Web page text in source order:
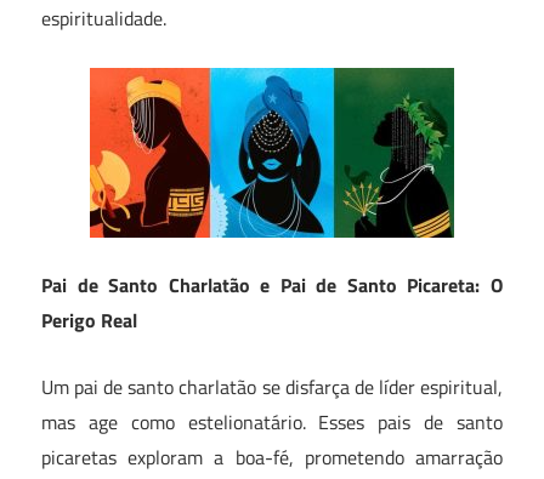
espiritualidade.
Pai de Santo Charlatão e Pai de Santo Picareta: O
Perigo Real
Um pai de santo charlatão se disfarça de líder espiritual,
mas age como estelionatário. Esses pais de santo
picaretas exploram a boa-fé, prometendo amarração